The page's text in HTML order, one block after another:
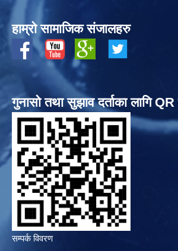
हाम्रो सामाजिक संजालहरु
गुनासो तथा सुझाव दर्ताका लागि
सम्पर्क विवरण